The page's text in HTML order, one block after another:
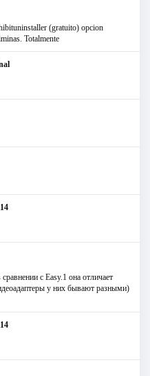
(gratuito) opcion
Totalmente
с Easy.1 она отличает
у них бывают разными)